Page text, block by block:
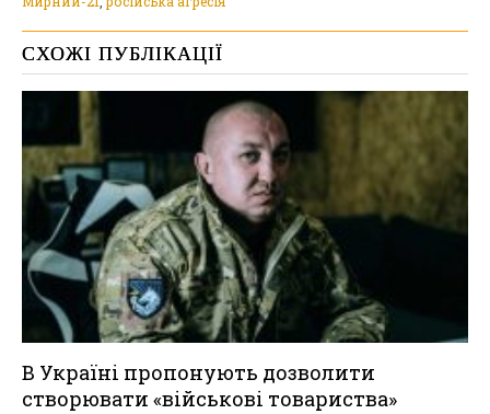
СХОЖІ ПУБЛІКАЦІЇ
В Україні пропонують дозволити
створювати «військові товариства»